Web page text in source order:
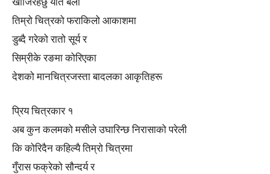
तिम्रो चित्रको फराकिलो आकाशमा
डुब्दै गरेको रातो सूर्य र
सिम्रीके रङमा कोरिएका
देशको मानचित्रजस्ता बादलका आकृतिहरू
प्रिय चित्रकार १
अब कुन कलमको मसीले उघारिन्छ निरासाको परेली
कि कोरिदैन कहिल्यै तिम्रो चित्रमा
गुँरास फक्रेको सौन्दर्य र